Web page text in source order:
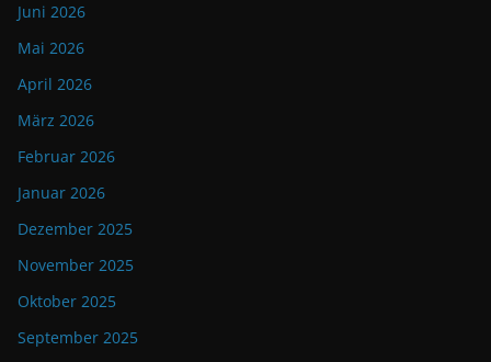
Juni 2026
Mai 2026
April 2026
März 2026
Februar 2026
Januar 2026
Dezember 2025
November 2025
Oktober 2025
September 2025